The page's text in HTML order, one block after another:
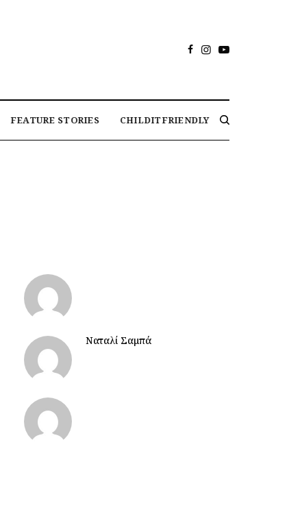
FEATURE STORIES CHILDITFRIENDLY
Ναταλί Σαμπά